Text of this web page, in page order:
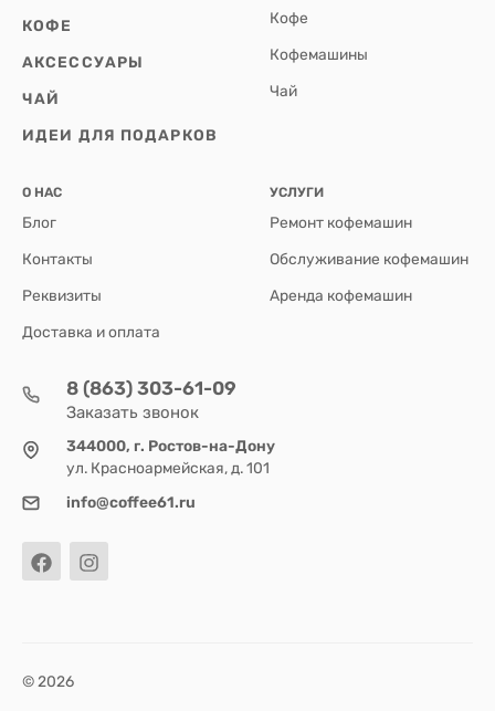
КОФЕ
АКСЕССУАРЫ
ЧАЙ
ИДЕИ ДЛЯ ПОДАРКОВ
Кофе
Кофемашины
Чай
О НАС
Блог
Контакты
Реквизиты
Доставка и оплата
УСЛУГИ
Ремонт кофемашин
Обслуживание кофемашин
Аренда кофемашин
8 (863) 303-61-09
Заказать звонок
344000, г. Ростов-на-Дону
ул. Красноармейская, д. 101
info@coffee61.ru
© 2026